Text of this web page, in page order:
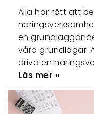
Alla har rätt att
en
våra grundlagar.
driva en
Läs mer »